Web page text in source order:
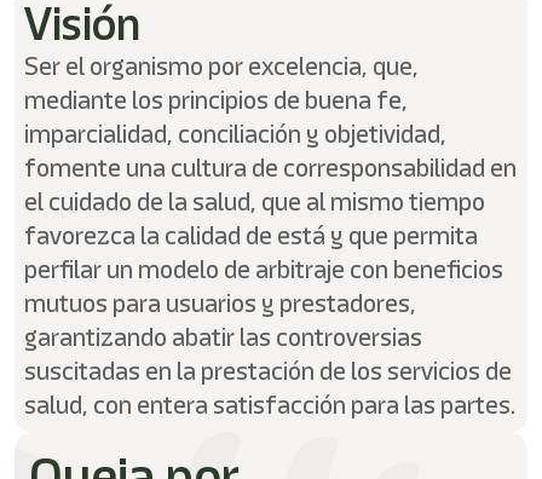
screen
reader
you
navigate
and
interact
with
the
Visión
Ser el organismo por excelencia, que,
mediante los principios de buena fe,
imparcialidad, conciliación y objetividad,
fomente una cultura de corresponsabilidad en
el cuidado de la salud, que al mismo tiempo
favorezca la calidad de está y que permita
perfilar un modelo de arbitraje con beneficios
mutuos para usuarios y prestadores,
garantizando abatir las controversias
suscitadas en la prestación de los servicios de
salud, con entera satisfacción para las partes.